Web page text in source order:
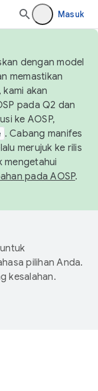
Masuk
dengan model
memastikan
akan
pada Q2 dan
ke AOSP,
. Cabang manifes
merujuk ke rilis
mengetahui
pada AOSP.
pilihan Anda.
kesalahan.